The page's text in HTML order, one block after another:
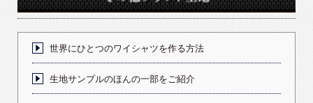
世界にひとつのワイシャツを作る方法
生地サンプルのほんの一部をご紹介